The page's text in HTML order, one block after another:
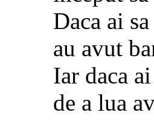
Daca ai
au avut
Iar daca
de a lua